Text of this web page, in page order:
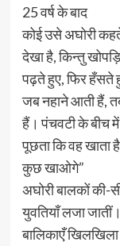
25 वर्ष के बाद
कोई उसे अघोरी कहते
देखा है, किन्तु
पढ़ते हुए, फिर हँसते
जब नहाने आती हैं,
हैं। पंचवटी के बीच
पूछता कि वह खाता
कुछ खाओगे”
अघोरी बालकों
युवतियाँ लजा
बालिकाएँ